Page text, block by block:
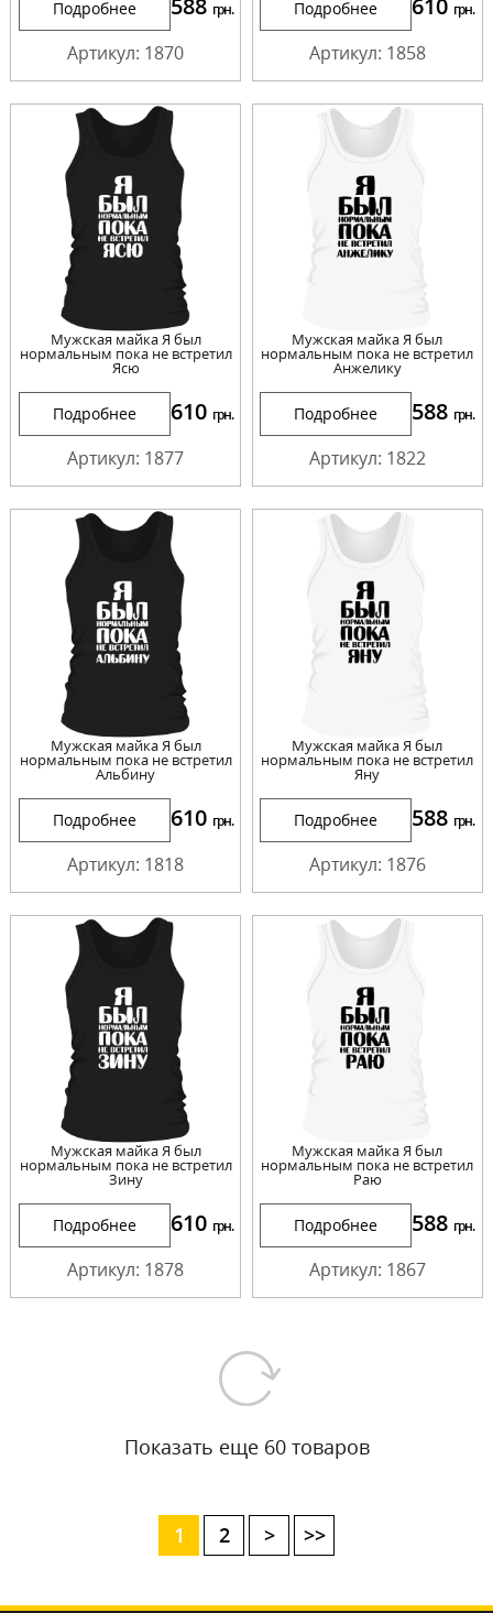
Подробнее 588 грн.
Артикул: 1870
Подробнее 610 грн.
Артикул: 1858
Мужская майка Я был
нормальным пока не встретил
Ясю
Подробнее 610 грн.
Артикул: 1877
Мужская майка Я был
нормальным пока не встретил
Анжелику
Подробнее 588 грн.
Артикул: 1822
Мужская майка Я был
нормальным пока не встретил
Альбину
Подробнее 610 грн.
Артикул: 1818
Мужская майка Я был
нормальным пока не встретил
Яну
Подробнее 588 грн.
Артикул: 1876
Мужская майка Я был
нормальным пока не встретил
Зину
Подробнее 610 грн.
Артикул: 1878
Мужская майка Я был
нормальным пока не встретил
Раю
Подробнее 588 грн.
Артикул: 1867
Показать еще 60 товаров
1 2 > >>